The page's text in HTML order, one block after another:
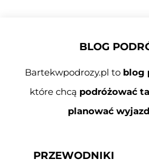
BLOG
Bartekwpodrozy.pl to blog
które chcą podróżować
planować
PRZEWODNIKI